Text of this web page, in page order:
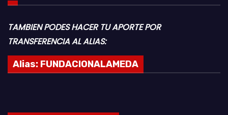
TAMBIEN PODES HACER TU APORTE POR
TRANSFERENCIA AL ALIAS:
Alias: FUNDACIONALAMEDA